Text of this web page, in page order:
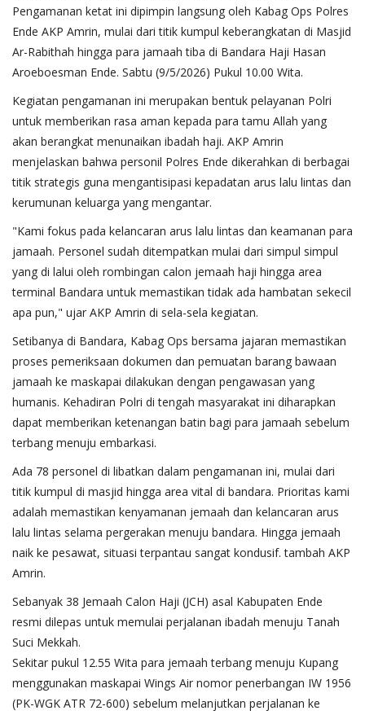
Pengamanan ketat ini dipimpin langsung oleh Kabag Ops Polres
Ende AKP Amrin, mulai dari titik kumpul keberangkatan di Masjid
Ar-Rabithah hingga para jamaah tiba di Bandara Haji Hasan
Aroeboesman Ende. Sabtu (9/5/2026) Pukul 10.00 Wita.
​Kegiatan pengamanan ini merupakan bentuk pelayanan Polri
untuk memberikan rasa aman kepada para tamu Allah yang
akan berangkat menunaikan ibadah haji. AKP Amrin
menjelaskan bahwa personil Polres Ende dikerahkan di berbagai
titik strategis guna mengantisipasi kepadatan arus lalu lintas dan
kerumunan keluarga yang mengantar.
​"Kami fokus pada kelancaran arus lalu lintas dan keamanan para
jamaah. Personel sudah ditempatkan mulai dari simpul simpul
yang di lalui oleh rombingan calon jemaah haji hingga area
terminal Bandara untuk memastikan tidak ada hambatan sekecil
apa pun," ujar AKP Amrin di sela-sela kegiatan.
​Setibanya di Bandara, Kabag Ops bersama jajaran memastikan
proses pemeriksaan dokumen dan pemuatan barang bawaan
jamaah ke maskapai dilakukan dengan pengawasan yang
humanis. Kehadiran Polri di tengah masyarakat ini diharapkan
dapat memberikan ketenangan batin bagi para jamaah sebelum
terbang menuju embarkasi.
Ada 78 personel di libatkan dalam pengamanan ini, mulai dari
titik kumpul di masjid hingga area vital di bandara. Prioritas kami
adalah memastikan kenyamanan jemaah dan kelancaran arus
lalu lintas selama pergerakan menuju bandara. Hingga jemaah
naik ke pesawat, situasi terpantau sangat kondusif. tambah AKP
Amrin.
Sebanyak 38 Jemaah Calon Haji (JCH) asal Kabupaten Ende
resmi dilepas untuk memulai perjalanan ibadah menuju Tanah
Suci Mekkah.
​Sekitar pukul 12.55 Wita para jemaah terbang menuju Kupang
menggunakan maskapai Wings Air nomor penerbangan IW 1956
(PK-WGK ATR 72-600) sebelum melanjutkan perjalanan ke